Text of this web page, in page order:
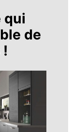
qui
de